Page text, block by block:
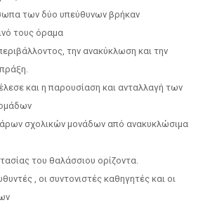
των δύο υπεύθυνων βρήκαν
τους όραμα
την ανακύκλωση και την
και η παρουσίαση και ανταλλαγή των
σχολικών μονάδων από ανακυκλώσιμα
του θαλάσσιου ορίζοντα.
, οι συντονιστές καθηγητές και οι